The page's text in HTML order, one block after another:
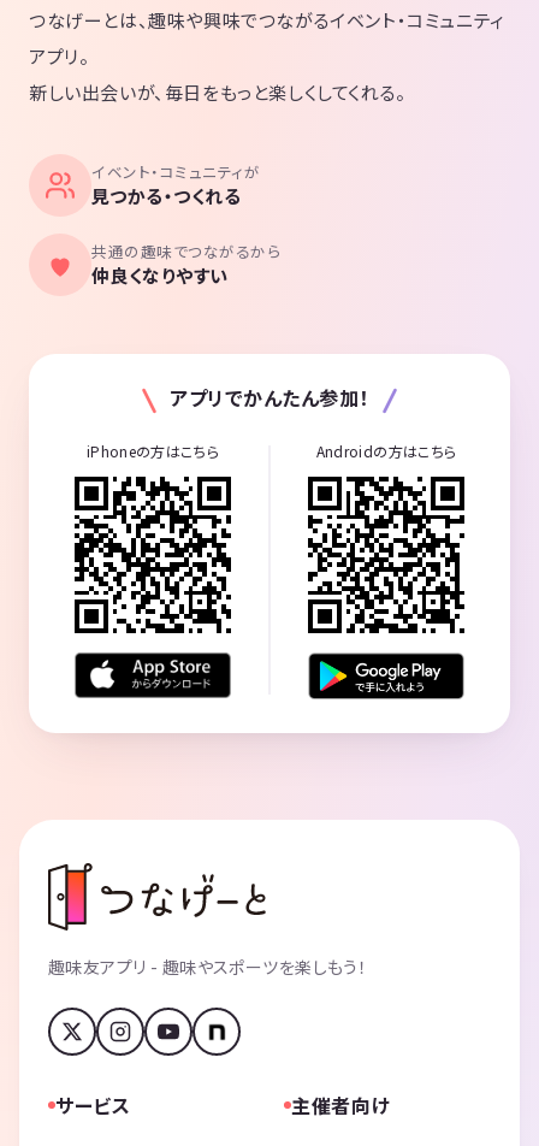
つなげーとは、趣味や興味でつながるイベント・コミュニティ
アプリ。
新しい出会いが、毎日をもっと楽しくしてくれる。
イベント・コミュニティが
見つかる・つくれる
共通の趣味でつながるから
仲良くなりやすい
アプリでかんたん参加！
iPhoneの方はこちら Androidの方はこちら
趣味友アプリ - 趣味やスポーツを楽しもう！
サービス 主催者向け